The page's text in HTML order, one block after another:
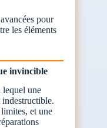
pour
les éléments
invincible
lequel une
indestructible.
et une